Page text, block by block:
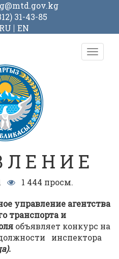
31-43-85
RU EN
Toggle
Л Е Н И Е
1 444 просм.
управление агентства
транспорта и
объявляет конкурс на
инспектора